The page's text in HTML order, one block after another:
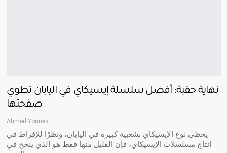
نهاية حقبة: أفضل سلسلة إيسيكاي في اليابان تطوي
صفحتها
Ahmed Younes
يحظى نوع الإيسيكاي بشعبية كبيرة في اليابان، ونظرًا للإفراط في
إنتاج مسلسلات الإيسيكاي، فإن القليل منها فقط هو الذي ينجح في